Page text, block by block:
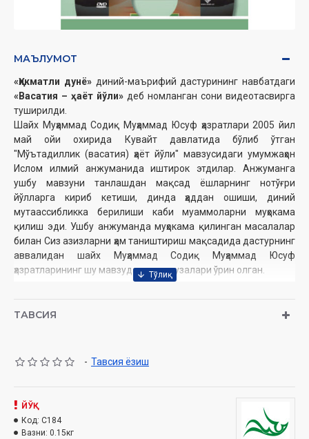
МАЪЛУМОТ
«Ҳикматли дунё»диний-маърифий дастурининг навбатдаги
«Васатия – ҳаёт йўли» деб номланган сони видеотасвирга
туширилди.
Шайх Муҳаммад Содиқ Муҳаммад Юсуф ҳазратлари 2005 йил
май ойи охирида Кувайт давлатида бўлиб ўтган
"Мўътадиллик (васатия) ҳаёт йўли" мавзусидаги умумжаҳон
Ислом илмий анжуманида иштирок этдилар. Анжуманга
ушбу мавзуни танлашдан мақсад ёшларнинг нотўғри
йўлларга кириб кетиши, динда ҳаддан ошиши, диний
мутаассибликка берилиши каби муаммоларни муҳокама
қилиш эди. Ушбу анжуманда муҳокама қилинган масалалар
билан Сиз азизларни ҳам таништириш мақсадида дастурнинг
аввалидан шайх Муҳаммад Содиқ Муҳаммад Юсуф
ҳазратларининг шу мавзудаги маърузалари ўрин олган.
Муаллиф:
Сана: 2008
Ўзбекистон Республикаси Вазирлар Маҳкамаси ҳузуридаги
Дин ишлари қўмитанинг тавсияси ила нашр этилган
ТАВСИЯ
- Тавсия ёзиш
ЙЎҚ
Код: C184
Вазни: 0.15кг